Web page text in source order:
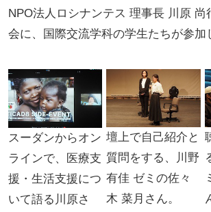
NPO法人ロシナンテス 理事長 川原 尚
会に、国際交流学科の学生たちが参加
スーダンからオン
ラインで、医療支
援・生活支援につ
いて語る川原さ
壇上で自己紹介と
質問をする、川野
有佳 ゼミの佐々
木 菜月さん。